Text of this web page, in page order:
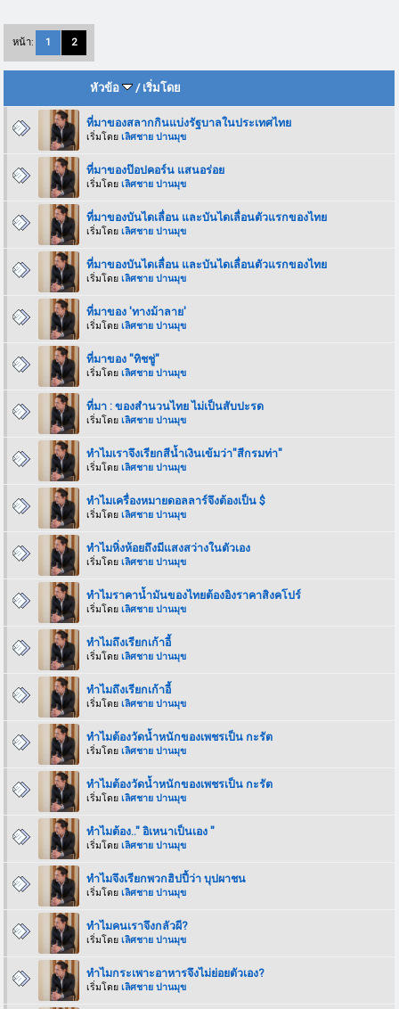
หน้า: 1 2
หัวข้อ / เริ่มโดย
ที่มาของสลากกินแบ่งรัฐบาลในประเทศไทย
เริ่มโดยเลิศชาย ปานมุข
ที่มาของป๊อปคอร์น แสนอร่อย
เริ่มโดยเลิศชาย ปานมุข
ที่มาของบันไดเลื่อน และบันไดเลื่อนตัวแรกของไทย
เริ่มโดยเลิศชาย ปานมุข
ที่มาของบันไดเลื่อน และบันไดเลื่อนตัวแรกของไทย
เริ่มโดยเลิศชาย ปานมุข
ที่มาของ 'ทางม้าลาย'
เริ่มโดยเลิศชาย ปานมุข
ที่มาของ "ทิชชู่"
เริ่มโดยเลิศชาย ปานมุข
ที่มา : ของสํานวนไทย ไม่เป็นสับปะรด
เริ่มโดยเลิศชาย ปานมุข
ทำไมเราจึงเรียกสีน้ำเงินเข้มว่า"สีกรมท่า"
เริ่มโดยเลิศชาย ปานมุข
ทำไมเครื่องหมายดอลลาร์จึงต้องเป็น $
เริ่มโดยเลิศชาย ปานมุข
ทำไมหิ่งห้อยถึงมีแสงสว่างในตัวเอง
เริ่มโดยเลิศชาย ปานมุข
ทำไมราคาน้ำมันของไทยต้องอิงราคาสิงคโปร์
เริ่มโดยเลิศชาย ปานมุข
ทำไมถึงเรียกเก้าอี้
เริ่มโดยเลิศชาย ปานมุข
ทำไมถึงเรียกเก้าอี้
เริ่มโดยเลิศชาย ปานมุข
ทำไมต้องวัดน้ำหนักของเพชรเป็น กะรัต
เริ่มโดยเลิศชาย ปานมุข
ทำไมต้องวัดน้ำหนักของเพชรเป็น กะรัต
เริ่มโดยเลิศชาย ปานมุข
ทำไมต้อง.." อิเหนาเป็นเอง "
เริ่มโดยเลิศชาย ปานมุข
ทำไมจึงเรียกพวกฮิปปี้ว่า บุปผาชน
เริ่มโดยเลิศชาย ปานมุข
ทำไมคนเราจึงกลัวผี?
เริ่มโดยเลิศชาย ปานมุข
ทำไมกระเพาะอาหารจึงไม่ย่อยตัวเอง?
เริ่มโดยเลิศชาย ปานมุข